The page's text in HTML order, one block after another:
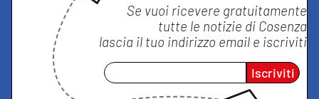
Se vuoi ricevere gratuitamente
tutte le notizie di Cosenza
lascia il tuo indirizzo email e iscriviti
Iscriviti